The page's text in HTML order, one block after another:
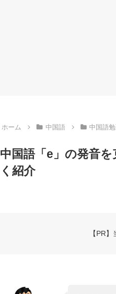
ホーム 中国語 中国語
中国語「e」の発音
く紹介
【PR